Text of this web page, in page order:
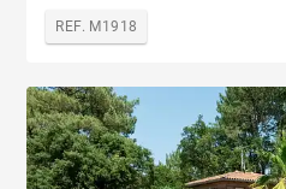
REF. M1918